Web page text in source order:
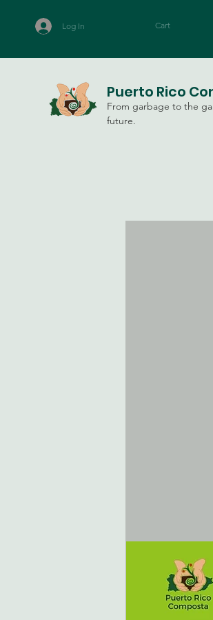
Log In Cart
Puerto Rico
From garbage to the
future.